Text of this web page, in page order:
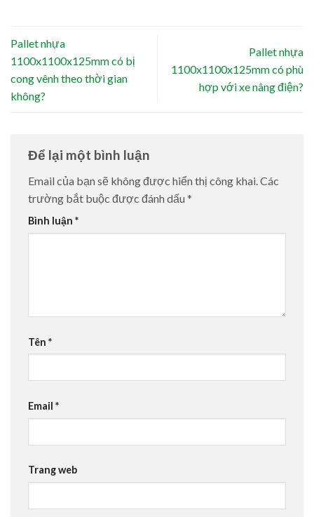
Pallet nhựa
1100x1100x125mm có bị
cong vênh theo thời gian
không?
Pallet nhựa
1100x1100x125mm có phù
hợp với xe nâng điện?
Để lại một bình luận
Email của bạn sẽ không được hiển thị công khai.Các
trường bắt buộc được đánh dấu *
Bình luận *
Tên *
Email *
Trang web